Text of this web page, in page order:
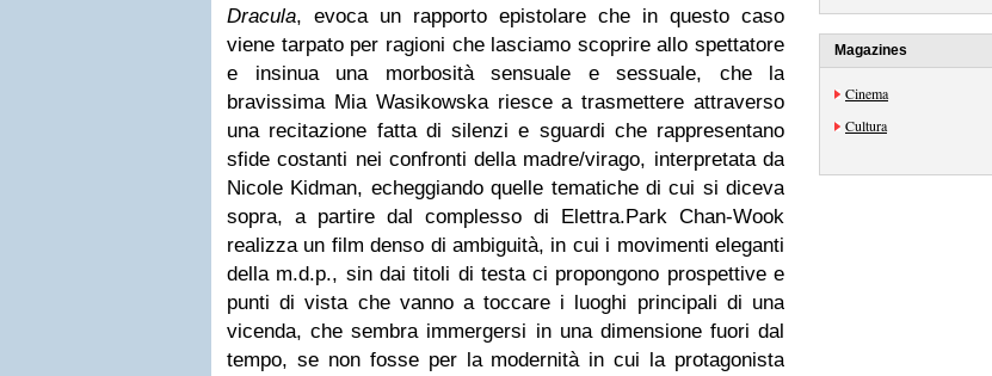
Dracula, evoca un rapporto epistolare che in questo caso
viene tarpato per ragioni che lasciamo scoprire allo spettatore
e insinua una morbosità sensuale e sessuale, che la
bravissima Mia Wasikowska riesce a trasmettere attraverso
una recitazione fatta di silenzi e sguardi che rappresentano
sfide costanti nei confronti della madre/virago, interpretata da
Nicole Kidman, echeggiando quelle tematiche di cui si diceva
sopra, a partire dal complesso di Elettra.Park Chan-Wook
realizza un film denso di ambiguità, in cui i movimenti eleganti
della m.d.p., sin dai titoli di testa ci propongono prospettive e
punti di vista che vanno a toccare i luoghi principali di una
vicenda, che sembra immergersi in una dimensione fuori dal
tempo, se non fosse per la modernità in cui la protagonista
Magazines
Cinema
Cultura